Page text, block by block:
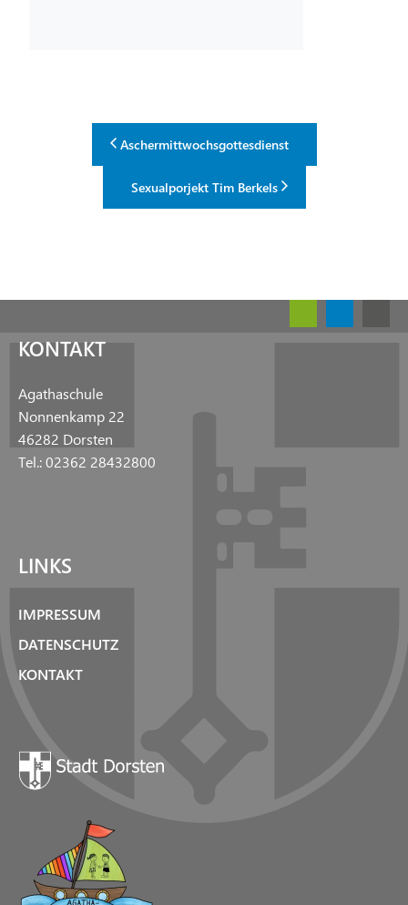
Aschermittwochsgottesdienst
Sexualporjekt Tim Berkels
KONTAKT
Agathaschule
Nonnenkamp 22
46282 Dorsten
Tel.: 02362 28432800
LINKS
IMPRESSUM
DATENSCHUTZ
KONTAKT